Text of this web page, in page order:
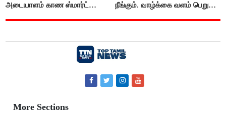
அடையாளம் காண ஸ்மார்ட்
நீங்கும். வாழ்க்கை வளம் பெறும்.
More Sections